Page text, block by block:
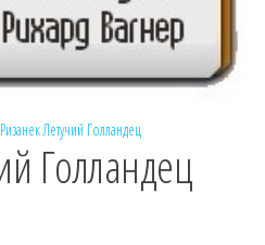
Летучий Голландец
Голландец